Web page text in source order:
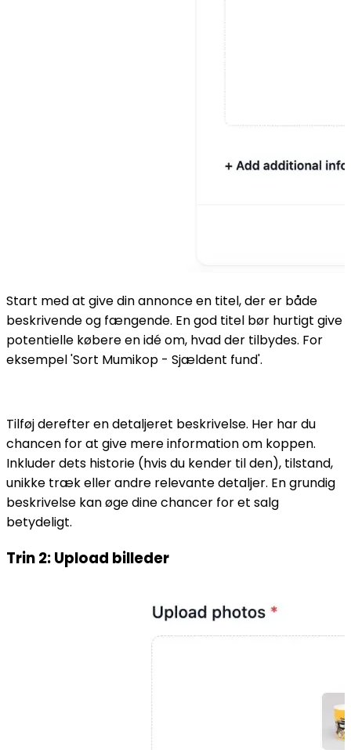
Start med at give din annonce en titel, der er både
beskrivende og fængende. En god titel bør hurtigt give
potentielle købere en idé om, hvad der tilbydes. For
eksempel 'Sort Mumikop - Sjældent fund'.
Tilføj derefter en detaljeret beskrivelse. Her har du
chancen for at give mere information om koppen.
Inkluder dets historie (hvis du kender til den), tilstand,
unikke træk eller andre relevante detaljer. En grundig
beskrivelse kan øge dine chancer for et salg
betydeligt.
Trin 2: Upload billeder